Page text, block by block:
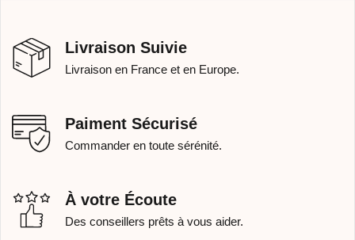
Livraison Suivie
Livraison en France et en Europe.
Paiment Sécurisé
Commander en toute sérénité.
À votre Écoute
Des conseillers prêts à vous aider.